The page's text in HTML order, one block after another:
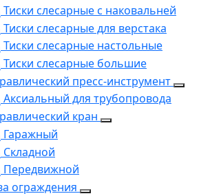
Тиски слесарные с наковальней
Тиски слесарные для верстака
Тиски слесарные настольные
Тиски слесарные большие
пресс-инструмент
Аксиальный для трубопровода
кран
Гаражный
Складной
Передвижной
ограждения